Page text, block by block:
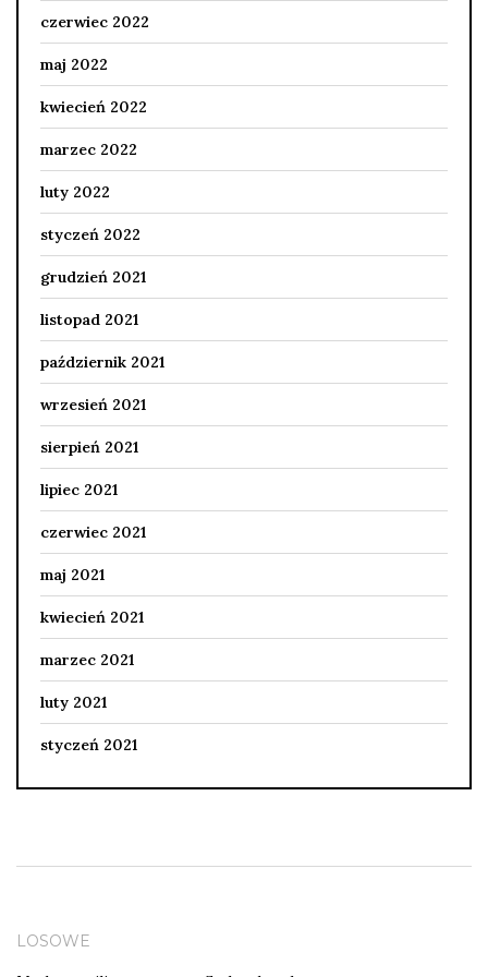
czerwiec 2022
maj 2022
kwiecień 2022
marzec 2022
luty 2022
styczeń 2022
grudzień 2021
listopad 2021
październik 2021
wrzesień 2021
sierpień 2021
lipiec 2021
czerwiec 2021
maj 2021
kwiecień 2021
marzec 2021
luty 2021
styczeń 2021
LOSOWE